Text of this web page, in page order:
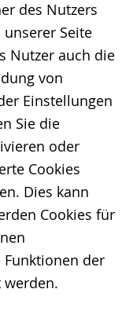
des Nutzers
Seite
Nutzer auch die
von
Einstellungen
Sie die
oder
Cookies
Dies kann
Cookies für
der